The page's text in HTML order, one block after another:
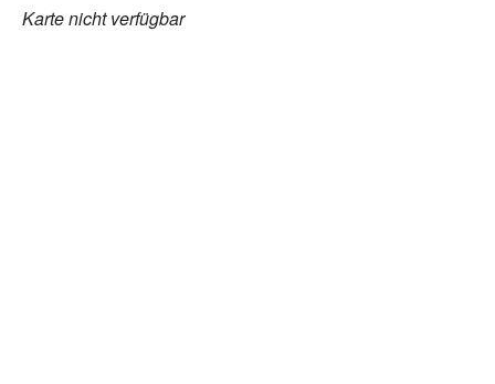
Karte nicht verfügbar